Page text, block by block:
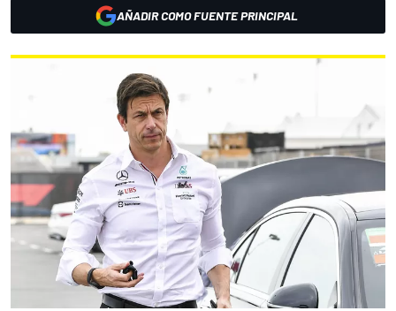
AÑADIR COMO FUENTE PRINCIPAL